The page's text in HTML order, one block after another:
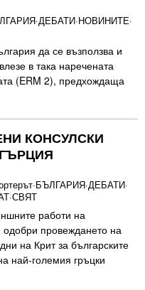
·ДЕБАТИ·НОВИНИТЕ·
да се възползва и
в така наречената
(ERM 2), предхождаща
КОНСУЛСКИ
·БЪЛГАРИЯ·ДЕБАТИ·
·СВЯТ
работи на
одобри провеждането на
на Крит за българските
най-големия гръцки